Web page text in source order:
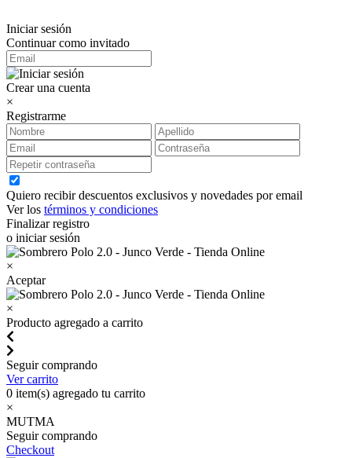
Iniciar sesión
Continuar como invitado
Crear una cuenta
×
Registrarme
Quiero recibir descuentos exclusivos y novedades por email
Ver los términos y condiciones
Finalizar registro
o iniciar sesión
×
Aceptar
×
Producto agregado a carrito
Seguir comprando
Ver carrito
0 item(s) agregado tu carrito
×
MUTMA
Seguir comprando
Checkout